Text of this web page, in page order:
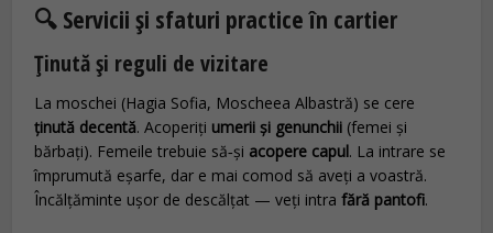
🔍 Servicii și sfaturi practice în cartier
Ținută și reguli de vizitare
La moschei (Hagia Sofia, Moscheea Albastră) se cere
ținută decentă. Acoperiți umerii și genunchii (femei și
bărbați). Femeile trebuie să‑și acopere capul. La intrare se
împrumută eșarfe, dar e mai comod să aveți a voastră.
Încălțăminte ușor de descălțat — veți intrafără pantofi.